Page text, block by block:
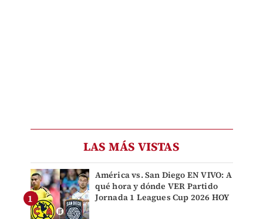
LAS MÁS VISTAS
América vs. San Diego EN VIVO: A
qué hora y dónde VER Partido
Jornada 1 Leagues Cup 2026 HOY